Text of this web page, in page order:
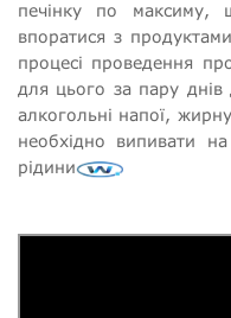
печінку по
впоратися з
процесі проведення
для цього за пару
алкогольні напої,
необхідно випивати
рідини